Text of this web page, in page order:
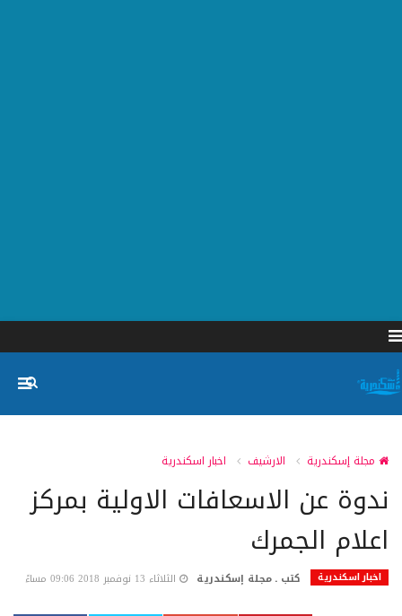
مجلة إسكندرية الارشيف اخبار اسكندرية
ندوة عن الاسعافات الاولية بمركز
اعلام الجمرك
اخبار اسكندرية كتب ـ مجلة إسكندرية الثلاثاء 13 نوفمبر 2018 09:06 مساءً